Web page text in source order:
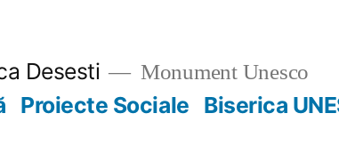
Desesti Monument Unesco
Proiecte Sociale Biserica